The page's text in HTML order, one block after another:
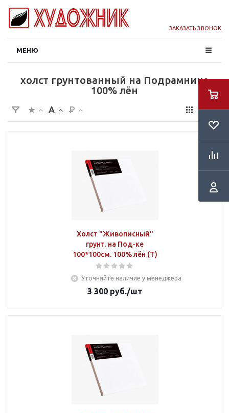
ЗАКАЗАТЬ ЗВОНОК
МЕНЮ
холст грунтованный на Подрамнике
100% лён
Холст "Живописный"
грунт. на Под-ке
100*100см. 100% лён (Т)
Уточняйте наличие у менеджера
3 300руб./шт